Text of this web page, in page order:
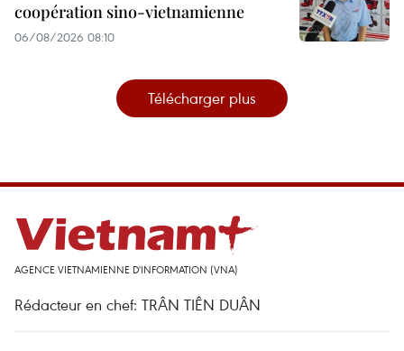
coopération sino-vietnamienne
06/08/2026 08:10
Télécharger plus
AGENCE VIETNAMIENNE D'INFORMATION (VNA)
Rédacteur en chef: TRÂN TIÊN DUÂN